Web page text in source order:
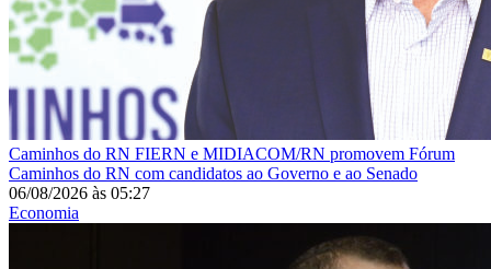
Caminhos do RN FIERN e MIDIACOM/RN promovem Fórum
Caminhos do RN com candidatos ao Governo e ao Senado
06/08/2026 às 05:27
Economia